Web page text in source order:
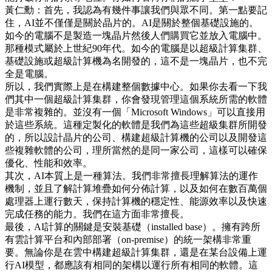
黃仁勳：首先，我認為有幾件事讓我們與眾不同。第一點要記
住，AI並不僅僅是關於晶片的。AI是關於整個基礎設施的。
如今的電腦不是製造一塊晶片然後人們購買它並放入電腦中。
那種模式屬於上世紀90年代。如今的電腦是以超級計算集群、
基礎設施或超級計算機為名開發的，這不是一塊晶片，也不完
全是電腦。
所以，我們實際上是在構建整個數據中心。如果你去看一下我
們其中一個超級計算集群，你會發現管理這個系統所需的軟體
是非常複雜的。並沒有一個「Microsoft Windows」可以直接用
於這些系統。這種定製化的軟體是我們為這些超級集群所開發
的，所以設計晶片的公司、構建超級計算機的公司以及開發這
些複雜軟體的公司，理所當然的是同一家公司，這樣可以確保
優化、性能和效率。
其次，AI本質上是一種算法。我們非常擅長理解算法的運作
機制，並且了解計算堆疊如何分佈計算，以及如何在數百萬個
處理器上運行數天，保持計算機的穩定性、能源效率以及快速
完成任務的能力。我們在這方面非常擅長。
最後，AI計算的關鍵是安裝基礎（installed base）。擁有跨所
有雲計算平台和內部部署（on-premise）的統一架構非常重
要。無論你是在雲中構建超級計算集群，還是在某台設備上運
行AI模型，都應該有相同的架構以運行所有相同的軟體。這